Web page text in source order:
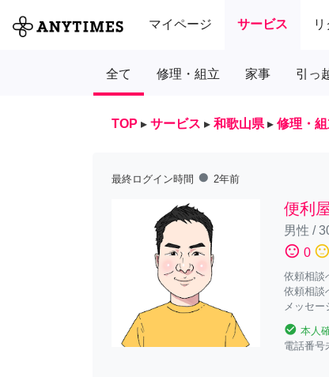
マイページ サービス
全て 修理・組立 家事 引っ
TOP ▸ サービス ▸ 和歌山県 ▸ 修理・組
最終ログイン時間 fiber_manual_record 2年前
便利
男性 /
sentiment_satisfied 0 sentiment_neutral
依頼相談
依頼相談
メッセ
check_circle 本人
電話番号